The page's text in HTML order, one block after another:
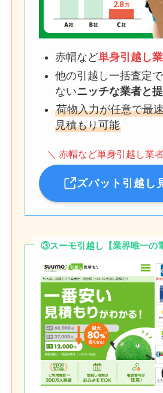
赤帽など単身引越し
他の引越し一括査定
ないニッチな業者と
荷物入力が任意で最
見積もり可能
＼ 赤帽など単身引越し業
ズバット引越し
③スーモ引越し【業界唯一の